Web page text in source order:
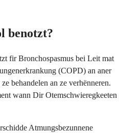
benotzt?
fir Bronchospasmus bei Leit mat
(COPD) an aner
behandelen an ze verhënneren.
wann Dir Otemschwieregkeeten
Atmungsbezunnene